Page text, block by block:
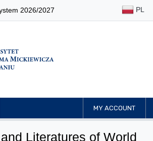
2026/2027 PL
MY ACCOUNT
Literatures of World